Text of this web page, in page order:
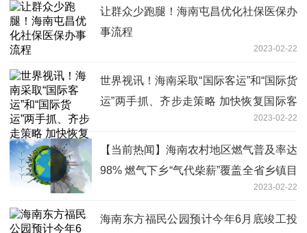
让群众少跑腿！海南屯昌优化社保医保办
事流程
2023-02-22
世界视讯！海南采取“国际客运”和“国际货
运”两手抓、齐步走策略 加快恢复国际客
2023-02-22
【当前热闻】海南农村地区燃气普及率达
98% 燃气下乡“气代柴薪”覆盖全省乡镇目
2023-02-22
海南东方福民公园预计今年6月底竣工投